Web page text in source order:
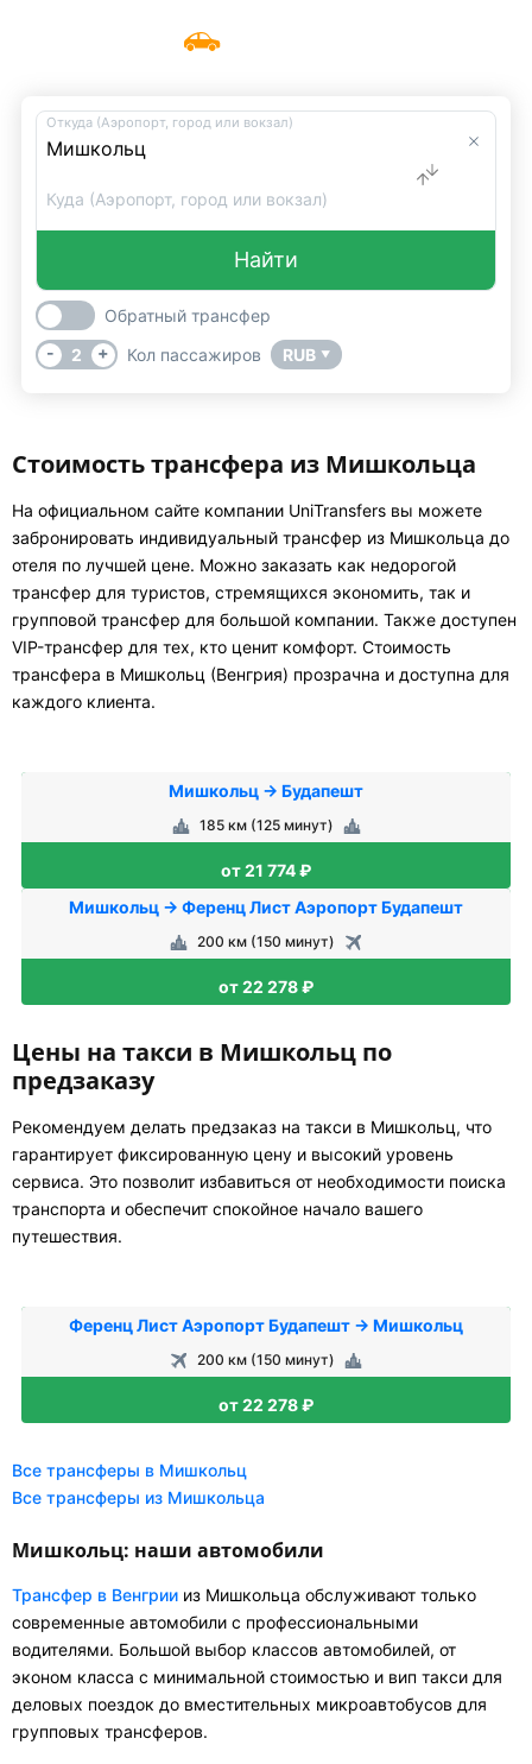
Такси Мишкольц
Откуда (Аэропорт, город или вокзал)
Куда (Аэропорт, город или вокзал)
Найти
Обратный трансфер
-
2 + Кол пассажиров RUB ▼
Стоимость трансфера из Мишкольца
На официальном сайте компании UniTransfers вы можете
забронировать индивидуальный трансфер из Мишкольца до
отеля по лучшей цене. Можно заказать как недорогой
трансфер для туристов, стремящихся экономить, так и
групповой трансфер для большой компании. Также доступен
VIP-трансфер для тех, кто ценит комфорт. Стоимость
трансфера в Мишкольц (Венгрия) прозрачна и доступна для
каждого клиента.
Мишкольц → Будапешт
185 км (125 минут)
от 21 774 ₽
Мишкольц → Ференц Лист Аэропорт Будапешт
200 км (150 минут)
от 22 278 ₽
Цены на такси в Мишкольц по
предзаказу
Рекомендуем делать предзаказ на такси в Мишкольц, что
гарантирует фиксированную цену и высокий уровень
сервиса. Это позволит избавиться от необходимости поиска
транспорта и обеспечит спокойное начало вашего
путешествия.
Ференц Лист Аэропорт Будапешт → Мишкольц
200 км (150 минут)
от 22 278 ₽
Все трансферы в Мишкольц
Все трансферы из Мишкольца
Мишкольц: наши автомобили
Трансфер в Венгрии из Мишкольца обслуживают только
современные автомобили с профессиональными
водителями. Большой выбор классов автомобилей, от
эконом класса с минимальной стоимостью и вип такси для
деловых поездок до вместительных микроавтобусов для
групповых трансферов.